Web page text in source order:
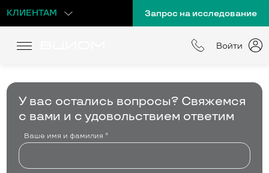
КЛИЕНТАМ Запрос на исследование
Войти
У вас остались вопросы? Свяжемся
с вами и с удовольствием ответим
Ваше имя и фамилия *